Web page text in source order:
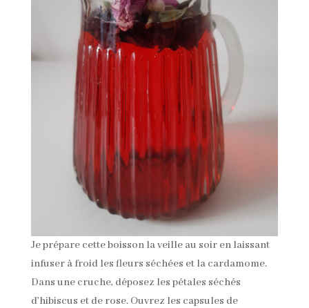
Je prépare cette boisson la veille au soir en laissant
infuser à froid les fleurs séchées et la cardamome.
Dans une cruche, déposez les pétales séchés
d’hibiscus et de rose. Ouvrez les capsules de